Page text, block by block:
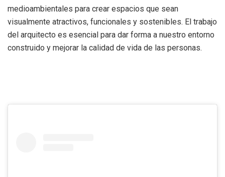
medioambientales para crear espacios que sean
visualmente atractivos, funcionales y sostenibles. El trabajo
del arquitecto es esencial para dar forma a nuestro entorno
construido y mejorar la calidad de vida de las personas.